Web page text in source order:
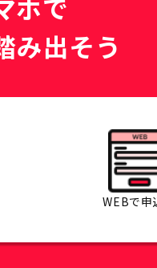
ホで
み出そう
WEBで申